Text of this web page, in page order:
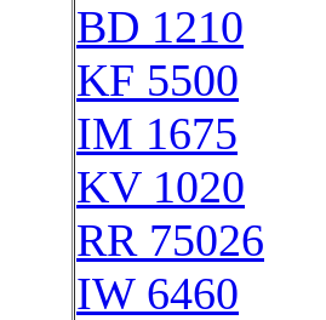
BD 1210
KF 5500
IM 1675
KV 1020
RR 75026
IW 6460